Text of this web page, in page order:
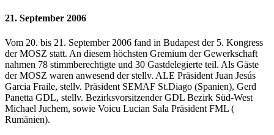
21. September 2006
Vom 20. bis 21. September 2006 fand in Budapest der 5. Kongress
der MOSZ statt. An diesem höchsten Gremium der Gewerkschaft
nahmen 78 stimmberechtigte und 30 Gastdelegierte teil. Als Gäste
der MOSZ waren anwesend der stellv. ALE Präsident Juan Jesús
Garcia Fraile, stellv. Präsident SEMAF St.Diago (Spanien), Gerd
Panetta GDL, stellv. Bezirksvorsitzender GDL Bezirk Süd-West
Michael Juchem, sowie Voicu Lucian Sala Präsident FML (
Rumänien).